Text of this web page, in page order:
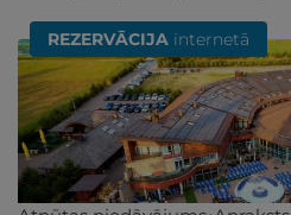
REZERVĀCIJA internetā